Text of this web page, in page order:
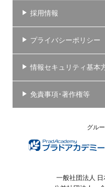
採用情報
プライバシーポリシー
情報セキュリティ基本
免責事項・著作権等
グル
一般社団法人